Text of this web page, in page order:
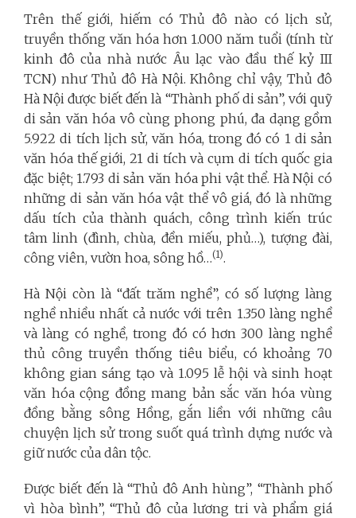
Trên thế giới, hiếm có Thủ đô nào có lịch sử,
truyền thống văn hóa hơn 1.000 năm tuổi (tính từ
kinh đô của nhà nước Âu lạc vào đầu thế kỷ III
TCN) như Thủ đô Hà Nội. Không chỉ vậy, Thủ đô
Hà Nội được biết đến là “Thành phố di sản”, với quỹ
di sản văn hóa vô cùng phong phú, đa dạng gồm
5.922 di tích lịch sử, văn hóa, trong đó có 1 di sản
văn hóa thế giới, 21 di tích và cụm di tích quốc gia
đặc biệt; 1.793 di sản văn hóa phi vật thể. Hà Nội có
những di sản văn hóa vật thể vô giá, đó là những
dấu tích của thành quách, công trình kiến trúc
tâm linh (đình, chùa, đền miếu, phủ…), tượng đài,
công viên, vườn hoa, sông hồ…(1).
Hà Nội còn là “đất trăm nghề”, có số lượng làng
nghề nhiều nhất cả nước với trên 1.350 làng nghề
và làng có nghề, trong đó có hơn 300 làng nghề
thủ công truyền thống tiêu biểu, có khoảng 70
không gian sáng tạo và 1.095 lễ hội và sinh hoạt
văn hóa cộng đồng mang bản sắc văn hóa vùng
đồng bằng sông Hồng, gắn liền với những câu
chuyện lịch sử trong suốt quá trình dựng nước và
giữ nước của dân tộc.
Được biết đến là “Thủ đô Anh hùng”, “Thành phố
vì hòa bình”, “Thủ đô của lương tri và phẩm giá